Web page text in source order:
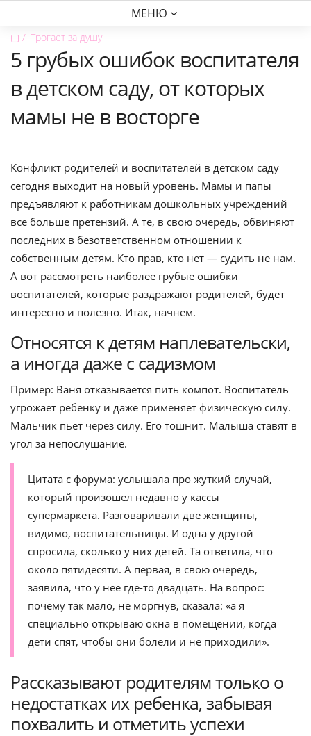
МЕНЮ
▢ Трогает за душу
5 грубых ошибок воспитателя
в детском саду, от которых
мамы не в восторге
Конфликт родителей и воспитателей в детском саду
сегодня выходит на новый уровень. Мамы и папы
предъявляют к работникам дошкольных учреждений
все больше претензий. А те, в свою очередь, обвиняют
последних в безответственном отношении к
собственным детям. Кто прав, кто нет — судить не нам.
А вот рассмотреть наиболее грубые ошибки
воспитателей, которые раздражают родителей, будет
интересно и полезно. Итак, начнем.
Относятся к детям наплевательски,
а иногда даже с садизмом
Пример: Ваня отказывается пить компот. Воспитатель
угрожает ребенку и даже применяет физическую силу.
Мальчик пьет через силу. Его тошнит. Малыша ставят в
угол за непослушание.
Цитата с форума: услышала про жуткий случай,
который произошел недавно у кассы
супермаркета. Разговаривали две женщины,
видимо, воспитательницы. И одна у другой
спросила, сколько у них детей. Та ответила, что
около пятидесяти. А первая, в свою очередь,
заявила, что у нее где-то двадцать. На вопрос:
почему так мало, не моргнув, сказала: «а я
специально открываю окна в помещении, когда
дети спят, чтобы они болели и не приходили».
Рассказывают родителям только о
недостатках их ребенка, забывая
похвалить и отметить успехи